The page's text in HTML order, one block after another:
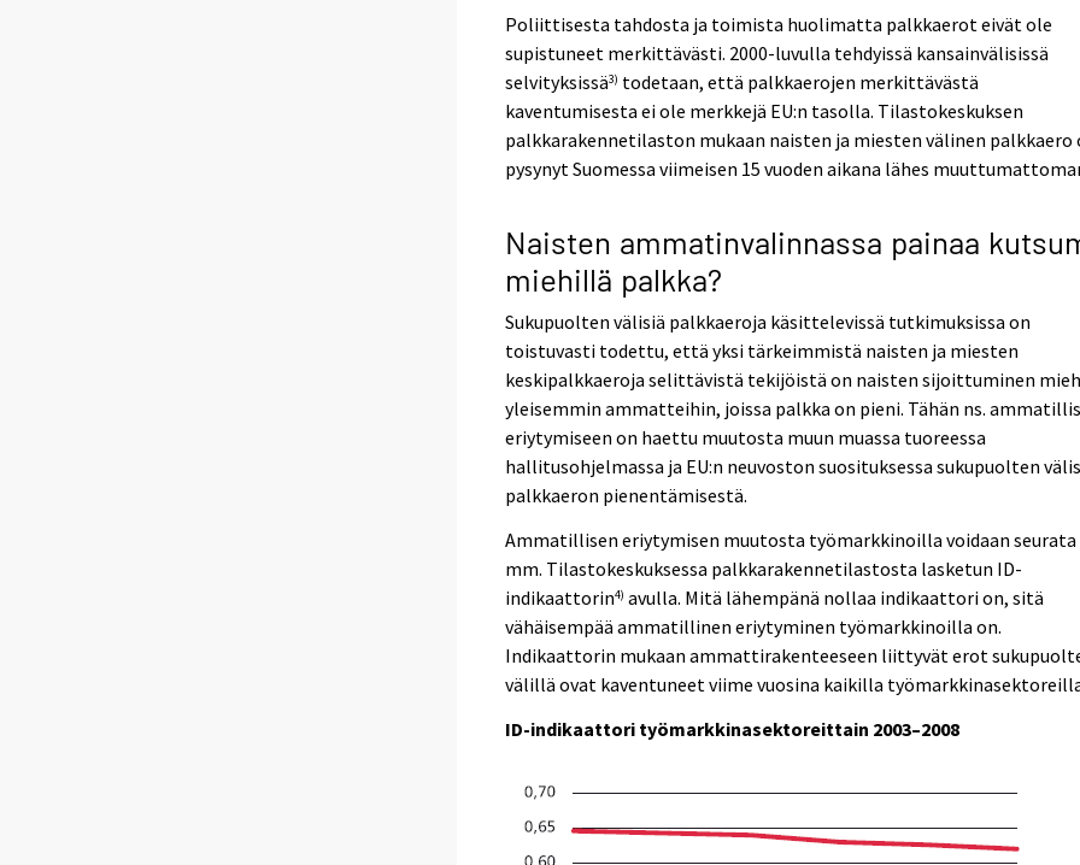
Poliittisesta tahdosta ja toimista huolimatta palkkaerot eivät ole
supistuneet merkittävästi. 2000-luvulla tehdyissä kansainvälisissä
selvityksissä3) todetaan, että palkkaerojen merkittävästä
kaventumisesta ei ole merkkejä EU:n tasolla. Tilastokeskuksen
palkkarakennetilaston mukaan naisten ja miesten välinen palkkaero
pysynyt Suomessa viimeisen 15 vuoden aikana lähes
Naisten ammatinvalinnassa painaa
miehillä palkka?
Sukupuolten välisiä palkkaeroja käsittelevissä tutkimuksissa on
toistuvasti todettu, että yksi tärkeimmistä naisten ja miesten
keskipalkkaeroja selittävistä tekijöistä on naisten sijoittuminen
yleisemmin ammatteihin, joissa palkka on pieni. Tähän ns.
eriytymiseen on haettu muutosta muun muassa tuoreessa
hallitusohjelmassa ja EU:n neuvoston suosituksessa sukupuolten
palkkaeron pienentämisestä.
Ammatillisen eriytymisen muutosta työmarkkinoilla voidaan seurata
mm. Tilastokeskuksessa palkkarakennetilastosta lasketun ID-
indikaattorin4) avulla. Mitä lähempänä nollaa indikaattori on, sitä
vähäisempää ammatillinen eriytyminen työmarkkinoilla on.
Indikaattorin mukaan ammattirakenteeseen liittyvät erot
välillä ovat kaventuneet viime vuosina kaikilla
ID-indikaattori työmarkkinasektoreittain 2003–2008